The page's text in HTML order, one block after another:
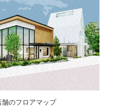
のフロアマップ